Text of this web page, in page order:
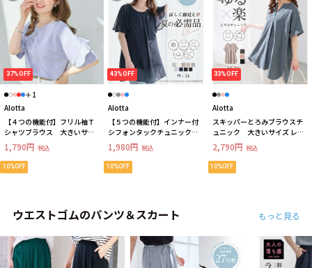
37%OFF
＋1
Alotta
【４つの機能付】フリル袖Ｔ
シャツブラウス 大きいサイ
ズ レディース
1,790円 税込
10%OFF
43%OFF
Alotta
【５つの機能付】インナー付
シフォンタックチュニック
大きいサイズ レディース
1,980円 税込
10%OFF
33%OFF
Alotta
スキッパーとろみブラウスチ
ュニック 大きいサイズ レデ
ィース
2,790円 税込
10%OFF
ウエストゴムのパンツ＆スカート もっと見る